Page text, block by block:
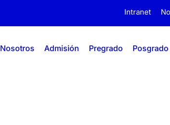
Intranet
Nosotros Admisión Pregrado